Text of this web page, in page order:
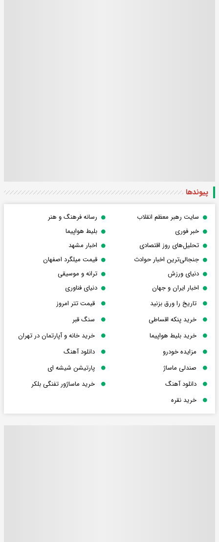
پیوندها
سایت رهبر معظم انقلاب
رسانه فرهنگ و هنر
خبر فوری
بلیط هواپیما
تحلیل‌های روز اقتصادی
اخبار مشهد
جنجالی‌ترین اخبار حوادث
قیمت میلگرد اصفهان
دنیای ورزش
ترانه و موسیقی
اخبار ایران و جهان
دنیای فناوری
تاریخ را ورق بزنید
قیمت تتر امروز
خرید پنکه اقساطی
سنگ قبر
خرید بلیط هواپیما
خرید خانه و آپارتمان در تهران
مزایده خودرو
دانلود آهنگ
صندلی ماساژ
پارتیشن شیشه ای
دانلود آهنگ
خرید ماساژور تفنگی بلکر
خرید نقره